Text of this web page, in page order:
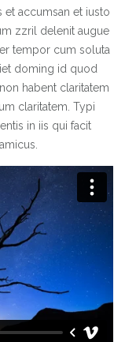
et accumsan et iusto
zzril delenit augue
tempor cum soluta
doming id quod
habent claritatem
claritatem. Typi
in iis qui facit